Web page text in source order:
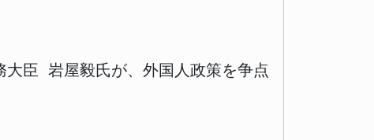
臣 岩屋毅氏が、外国人政策を争点